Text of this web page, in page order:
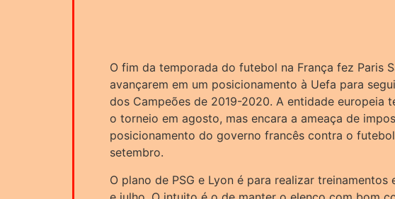
O fim da temporada do futebol na França fez Paris
avançarem em um posicionamento à Uefa para
dos Campeões de 2019-2020. A entidade europeia
o torneio em agosto, mas encara a ameaça de
posicionamento do governo francês contra o
setembro.
O plano de PSG e Lyon é para realizar treinamentos